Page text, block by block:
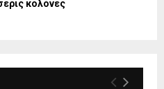
κολόνες